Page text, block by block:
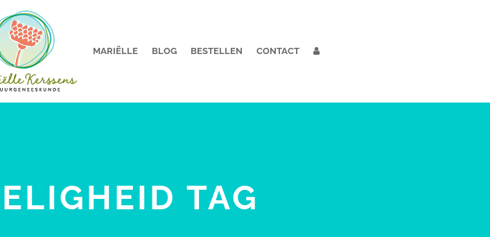
MARIËLLE BLOG BESTELLEN CONTACT
TAG